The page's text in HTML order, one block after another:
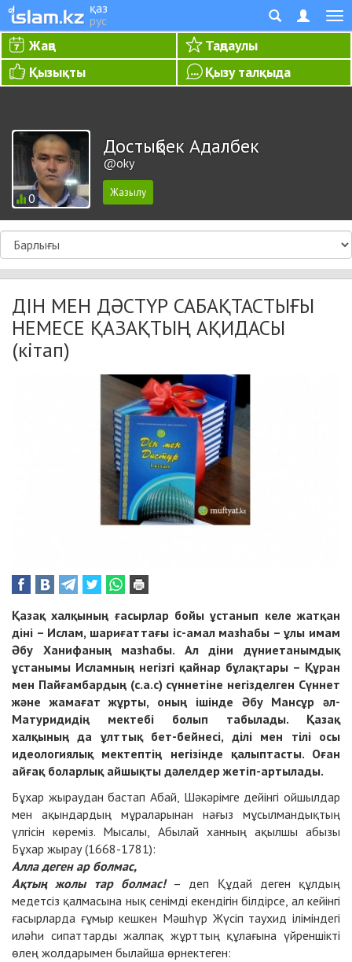
қаз
рус
Жаңа
Таңдаулы
Қызықты
Қызу талқыда
0
Достықбек Адалбек
@oky
ДІН МЕН ДӘСТҮР САБАҚТАСТЫҒЫ
НЕМЕСЕ ҚАЗАҚТЫҢ АҚИДАСЫ
(кітап)
Қазақ халқының ғасырлар бойы ұстанып келе жатқан
діні – Ислам, шариғаттағы іс-амал мазһабы – ұлы имам
Әбу Ханифаның мазһабы. Ал діни дүниетанымдық
ұстанымы Исламның негізгі қайнар бұлақтары – Құран
мен Пайғамбардың (с.а.с) сүннетіне негізделген Сүннет
және жамағат жұрты, оның ішінде Әбу Мансұр әл-
Матуридидің мектебі болып табылады. Қазақ
халқының да ұлттық бет-бейнесі, ділі мен тілі осы
идеологиялық мектептің негізінде қалыптасты. Оған
айғақ боларлық айшықты дәлелдер жетіп-артылады.
Бұхар жыраудан бастап Абай, Шәкәрімге дейінгі ойшылдар
мен ақындардың мұраларынан нағыз мұсылмандықтың
үлгісін көреміз. Мысалы, Абылай ханның ақылшы абызы
Бұхар жырау (1668-1781):
Алла деген ар болмас,
Ақтың жолы тар болмас!– деп Құдай деген құлдың
медетсіз қалмасына нық сенімді екендігін білдірсе, ал кейінгі
ғасырларда ғұмыр кешкен Мәшһүр Жүсіп таухид іліміндегі
иләһи сипаттарды жалпақ жұрттың құлағына үйреншікті
өлең жолдарымен былайша өрнектеген: